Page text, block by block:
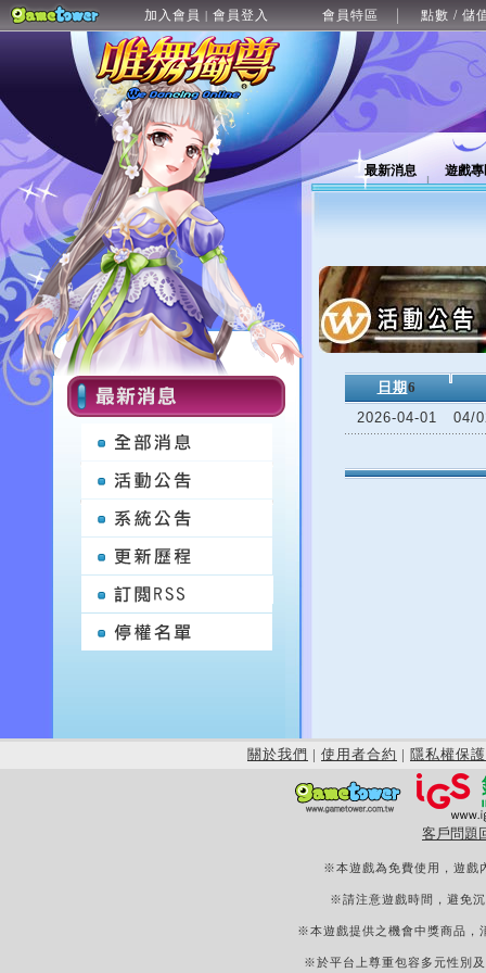
加入會員 | 會員登入 會員特區 點數 / 儲
最新消息 遊戲
日期 6
2026-04-01
04/
關於我們 | 使用者合約 | 隱私權保護
客戶問題
※本遊戲為免費使用，遊戲
※請注意遊戲時間，避免
※本遊戲提供之機會中獎商品，
※於平台上尊重包容多元性別